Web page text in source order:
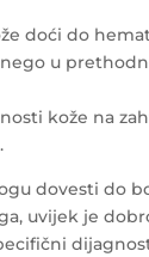
doći do
u
kože na
dovesti do
uvijek je